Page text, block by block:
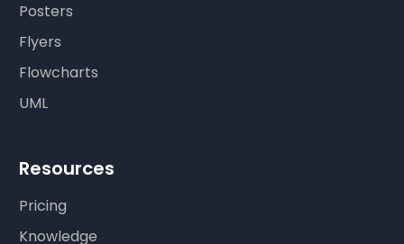
Posters
Flyers
Flowcharts
UML
Resources
Pricing
Knowledge